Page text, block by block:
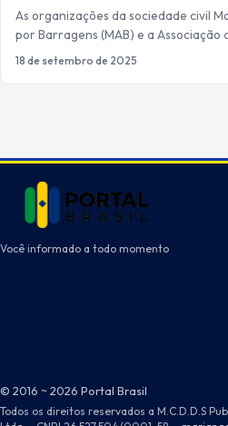
As organizações da sociedade civil
por Barragens (MAB) e a Associação
18 de setembro de 2025
Você informado a todo momento
© 2016 ~ 2026 Portal Brasil
Todos os direitos reservados a M.C.D.D.S